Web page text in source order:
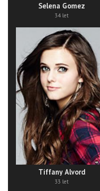
Selena Gomez
34 let
Tiffany Alvord
33 let